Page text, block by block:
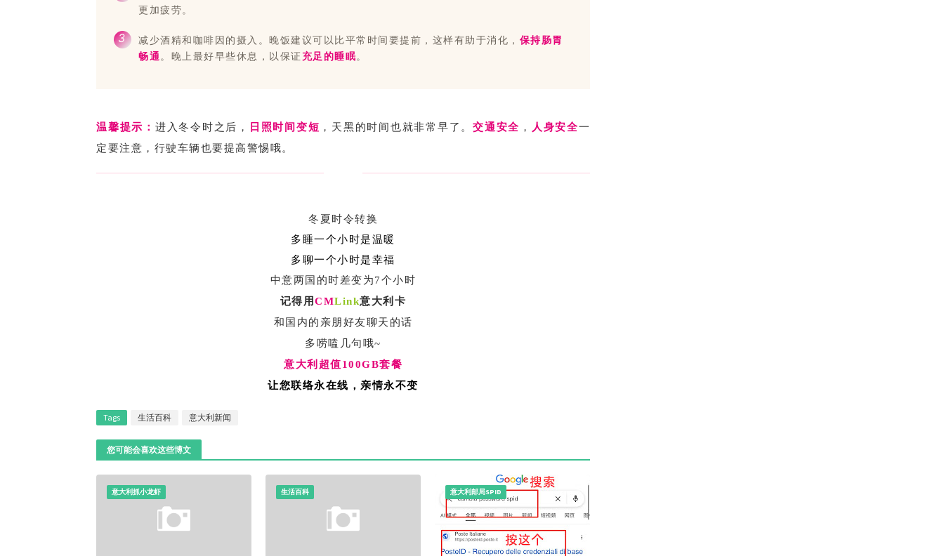
更加疲劳。
3 减少酒精和咖啡因的摄入。晚饭建议可以比平常时间要提前，这样有助于消化， 保持肠胃
畅通 。晚上最好早些休息，以保证 充足的睡眠 。
温馨提示： 进入冬令时之后， 日照时间变短 ，天黑的时间也就非常早了。交通安全 ， 人身安全一
定要注意，行驶车辆也要提高警惕哦。
冬夏时令转换
多睡一个小时是温暖
多聊一个小时是幸福
中意两国的时差变为7个小时
记得用CMLink意大利卡
和国内的亲朋好友聊天的话
多唠嗑几句哦~
意大利超值100GB套餐
让您联络永在线，亲情永不变
Tags 生活百科 意大利新闻
您可能会喜欢这些博文
意大利抓小龙虾 生活百科 意大利邮局SPID